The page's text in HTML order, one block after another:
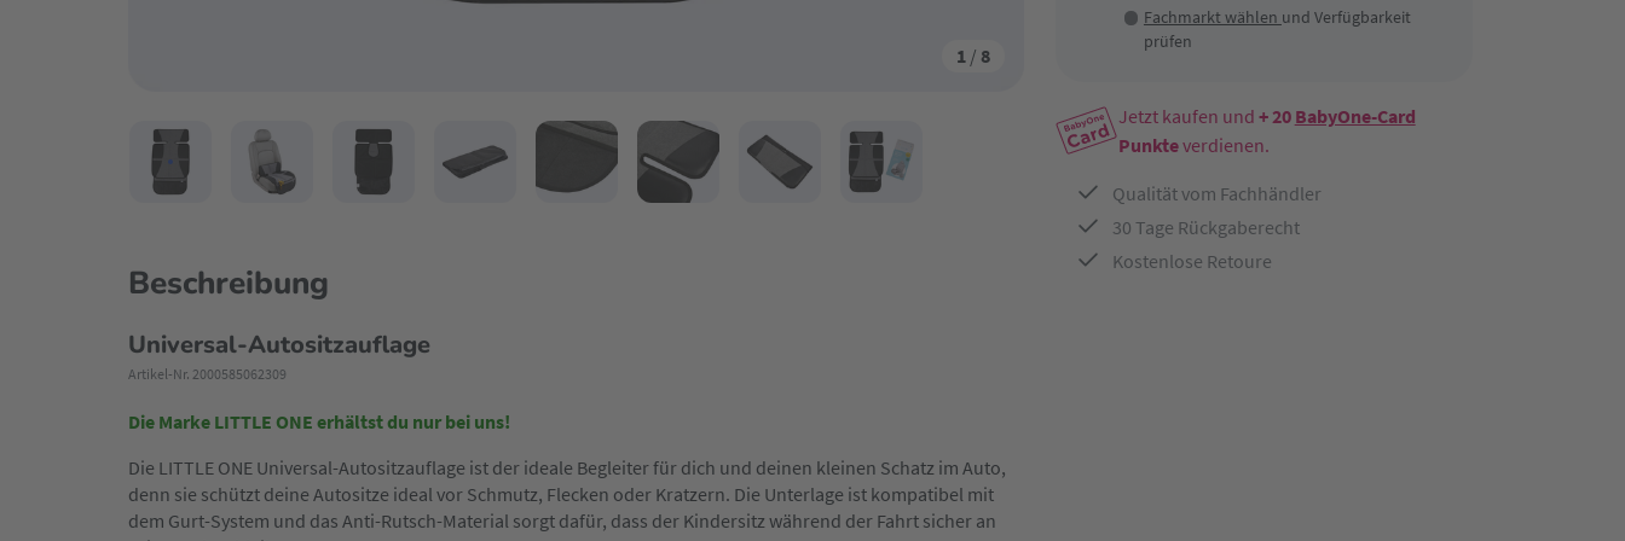
1 / 8
Fachmarkt wählen und Verfügbarkeit
prüfen
Jetzt kaufen und + 20 BabyOne-Card
Punkteverdienen.
Qualität vom Fachhändler
30 Tage Rückgaberecht
Kostenlose Retoure
Beschreibung
Universal-Autositzauflage
Artikel-Nr. 2000585062309
Die Marke LITTLE ONE erhältst du nur bei uns!
Die LITTLE ONE Universal-Autositzauflage ist der ideale Begleiter für dich und deinen kleinen Schatz im Auto,
denn sie schützt deine Autositze ideal vor Schmutz, Flecken oder Kratzern. Die Unterlage ist kompatibel mit
dem Gurt-System und das Anti-Rutsch-Material sorgt dafür, dass der Kindersitz während der Fahrt sicher an